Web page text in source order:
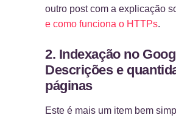
outro post com a explicação
e como funciona o HTTPs.
2. Indexação no
Descrições e
páginas
Este é mais um item bem